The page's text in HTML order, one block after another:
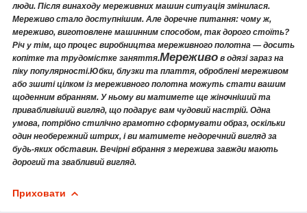
люди. Після винаходу мереживних машин ситуація змінилася.
Мереживо стало доступнішим. Але доречне питання: чому ж,
мереживо, виготовлене машинним способом, так дорого стоїть?
Річ у тім, що процес виробництва мереживного полотна — досить
копітке та трудомістке заняття.Мереживо в одязі зараз на
піку популярності.Юбки, блузки та плаття, оброблені мереживом
або зшиті цілком із мереживного полотна можуть стати вашим
щоденним вбранням. У ньому ви матимете ще жіночніший та
привабливіший вигляд, що подарує вам чудовий настрій. Одна
умова, потрібно стилічно грамотно сформувати образ, оскільки
один необережний штрих, і ви матимете недоречний вигляд за
будь-яких обставин. Вечірні вбрання з мережива завжди мають
дорогий та звабливий вигляд.
Приховати